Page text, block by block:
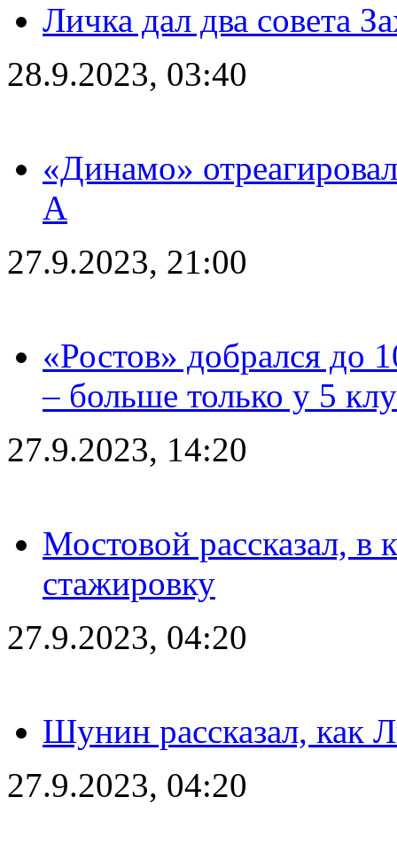
Личка дал два совета
28.9.2023, 03:40
«Динамо»
А
27.9.2023, 21:00
«Ростов» добрался до
– больше только у 5
27.9.2023, 14:20
Мостовой рассказал, в
стажировку
27.9.2023, 04:20
Шунин рассказал, как
27.9.2023, 04:20